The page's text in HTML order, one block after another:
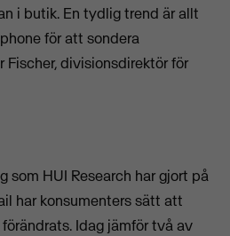
i butik. En tydlig trend är allt
för att sondera
Fischer, divisionsdirektör för
som HUI Research har gjort på
har konsumenters sätt att
Idag jämför två av